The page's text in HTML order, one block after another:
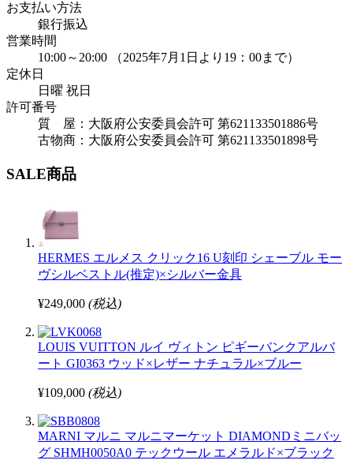
お支払い方法
銀行振込
営業時間
10:00～20:00 （2025年7月1日より19：00まで）
定休日
日曜 祝日
許可番号
質 屋：大阪府公安委員会許可 第621133501886号
古物商：大阪府公安委員会許可 第621133501898号
SALE商品
HERMES エルメス クリック16 U刻印 シェーブル モー
ヴシルベストル(推定)×シルバー金具
¥249,000 (税込)
LOUIS VUITTON ルイ ヴィトン ピギーバンクアルバ
ート GI0363 ウッド×レザー ナチュラル×ブルー
¥109,000 (税込)
MARNI マルニ マルニマーケット DIAMONDミニバッ
グ SHMH0050A0 テックウール エメラルド×ブラック